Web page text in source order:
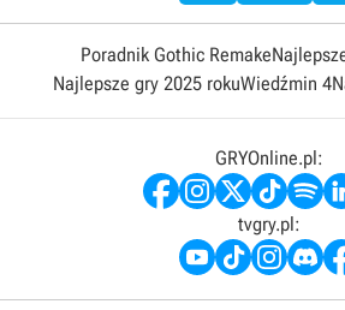
Poradnik Gothic Remake
Najlepsze gry 2025 rokuWiedźmin 4
GRYOnline.pl:
tvgry.pl: